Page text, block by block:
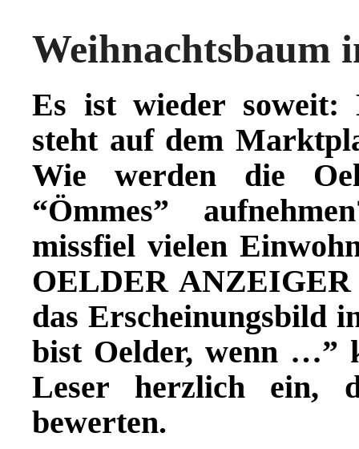
Weihnachtsbaum
Es ist wieder soweit:
steht auf dem
Wie werden die
“Ömmes”
missfiel vielen
OELDER
das Erscheinungsbild
bist Oelder, wenn …”
Leser herzlich ein,
bewerten.